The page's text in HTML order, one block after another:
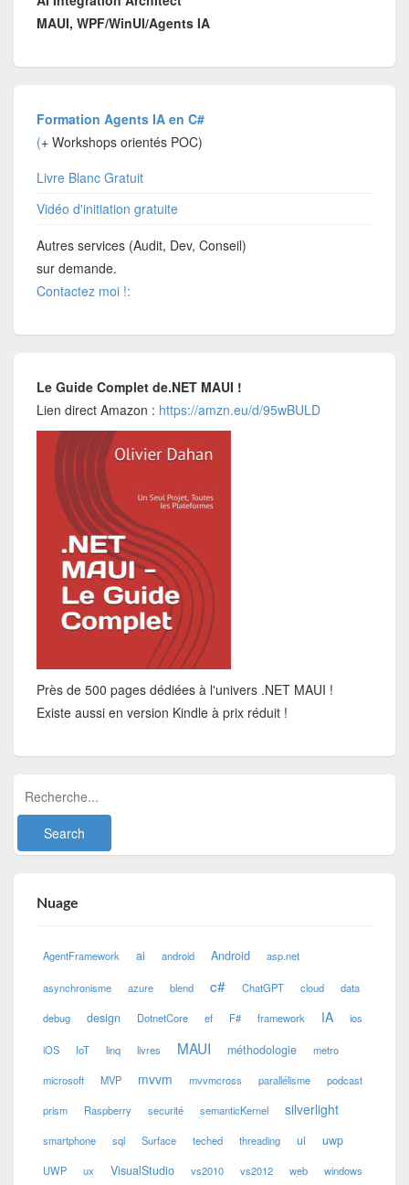
MAUI, WPF/WinUI/Agents IA
Formation Agents IA en C#
(+ Workshops orientés POC)
Livre Blanc Gratuit
Vidéo d'initiation gratuite
Autres services (Audit, Dev, Conseil)
sur demande.
Contactez moi !:
Le Guide Complet de.NET MAUI !
Lien direct Amazon : https://amzn.eu/d/95wBULD
Près de 500 pages dédiées à l'univers .NET MAUI !
Existe aussi en version Kindle à prix réduit !
Nuage
AgentFramework ai android Android asp.net
asynchronisme azure blend c# ChatGPT cloud data
debug design DotnetCore ef F# framework IA ios
iOS IoT linq livres MAUI méthodologie metro
microsoft MVP mvvm mvvmcross parallélisme podcast
prism Raspberry securité semanticKernel silverlight
smartphone sql Surface teched threading ui uwp
UWP ux VisualStudio vs2010 vs2012 web windows